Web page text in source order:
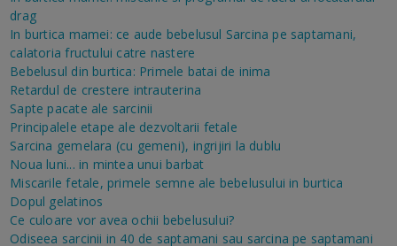
drag
In burtica mamei: ce aude bebelusul Sarcina pe saptamani,
calatoria fructului catre nastere
Bebelusul din burtica: Primele batai de inima
Retardul de crestere intrauterina
Sapte pacate ale sarcinii
Principalele etape ale dezvoltarii fetale
Sarcina gemelara (cu gemeni), ingrijiri la dublu
Noua luni... in mintea unui barbat
Miscarile fetale, primele semne ale bebelusului in burtica
Dopul gelatinos
Ce culoare vor avea ochii bebelusului?
Odiseea sarcinii in 40 de saptamani sau sarcina pe saptamani